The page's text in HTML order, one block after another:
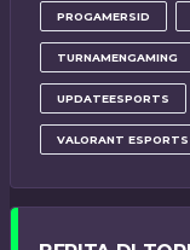
PROGAMERSID
TURNAMENGAMING
UPDATEESPORTS
VALORANT ESPORTS